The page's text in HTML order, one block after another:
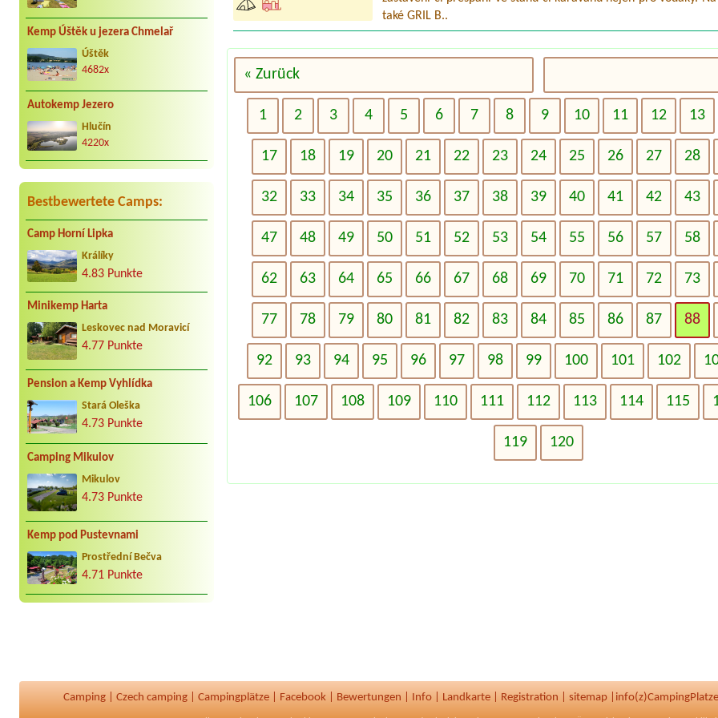
Kemp Úštěk u jezera Chmelař
Úštěk
4682x
Autokemp Jezero
Hlučín
4220x
Bestbewertete Camps:
Camp Horní Lipka
Králíky
4.83 Punkte
Minikemp Harta
Leskovec nad Moravicí
4.77 Punkte
Pension a Kemp Vyhlídka
Stará Oleška
4.73 Punkte
Camping Mikulov
Mikulov
4.73 Punkte
Kemp pod Pustevnami
Prostřední Bečva
4.71 Punkte
také GRIL B..
« Zurück
1 2 3 4 5 6 7 8 9 10 11 12 13
17 18 19 20 21 22 23 24 25 26 27 28
32 33 34 35 36 37 38 39 40 41 42 43
47 48 49 50 51 52 53 54 55 56 57 58
62 63 64 65 66 67 68 69 70 71 72 73
77 78 79 80 81 82 83 84 85 86 87 88
92 93 94 95 96 97 98 99 100 101 102
106 107 108 109 110 111 112 113 114 115
119 120
Camping Czech camping Campingplätze Facebook Bewertungen Info Landkarte Registration sitemap